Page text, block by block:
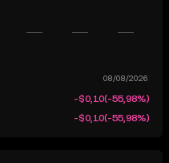
-$0,10(-55,98%)
-$0,10(-55,98%)